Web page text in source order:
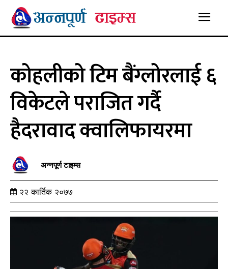
कोहलीको टिम बैंग्लोरलाई ६
विकेटले पराजित गर्दै
हैदरावाद क्वालिफायरमा
अन्नपूर्ण टाइम्स
२२ कार्तिक २०७७